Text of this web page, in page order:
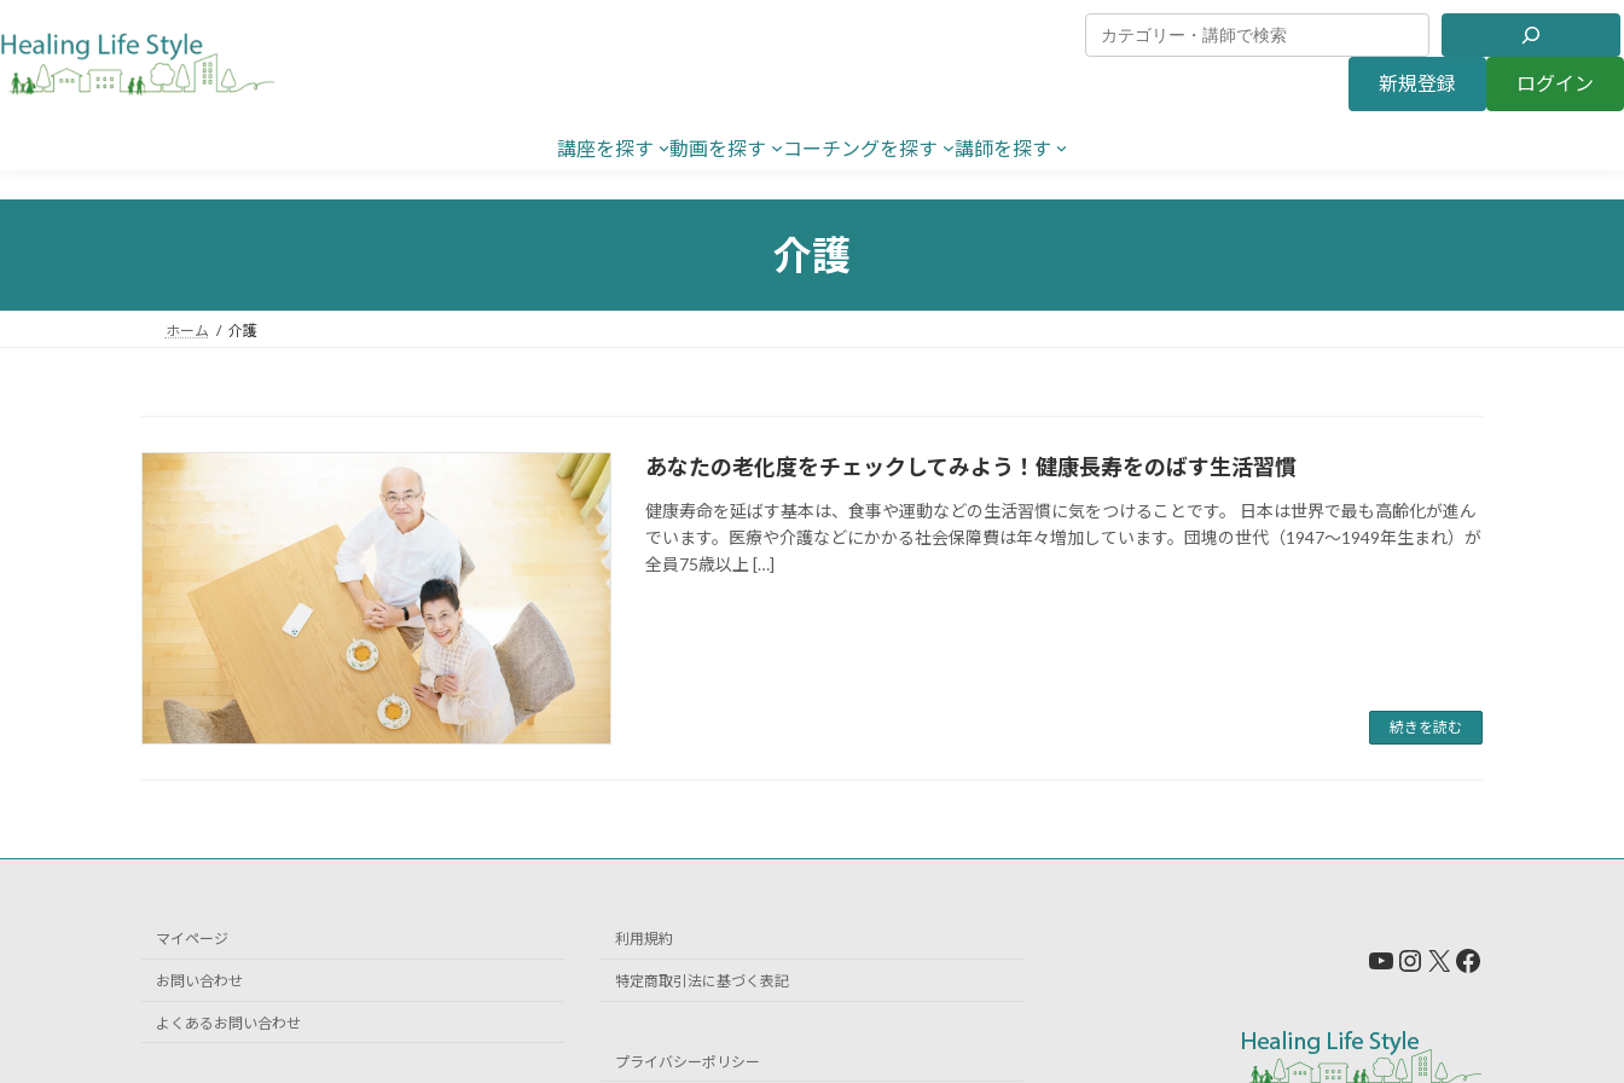
新規登録 ログイン
講座を探す 動画を探す コーチングを探す 講師を探す
介護
ホーム 介護
あなたの老化度をチェックしてみよう！健康長寿をのばす生活習慣
健康寿命を延ばす基本は、食事や運動などの生活習慣に気をつけることです。 日本は世界で最も高齢化が進ん
でいます。医療や介護などにかかる社会保障費は年々増加しています。団塊の世代（1947～1949年生まれ）が
全員75歳以上 […]
続きを読む
マイページ
お問い合わせ
よくあるお問い合わせ
利用規約
特定商取引法に基づく表記
プライバシーポリシー